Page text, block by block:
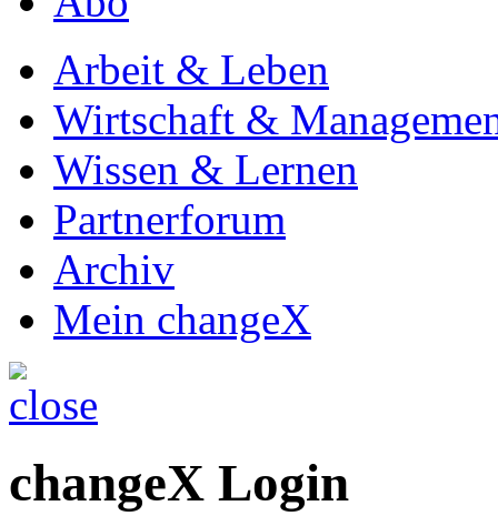
Arbeit & Leben
Wirtschaft &
Wissen & Lernen
Partnerforum
Archiv
Mein changeX
changeX Login